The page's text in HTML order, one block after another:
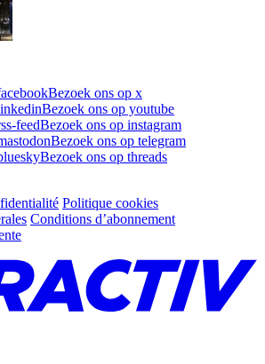
Bezoek ons op x
Bezoek ons op youtube
feedBezoek ons op instagram
Bezoek ons op telegram
Bezoek ons op threads
Politique cookies
Conditions d’abonnement